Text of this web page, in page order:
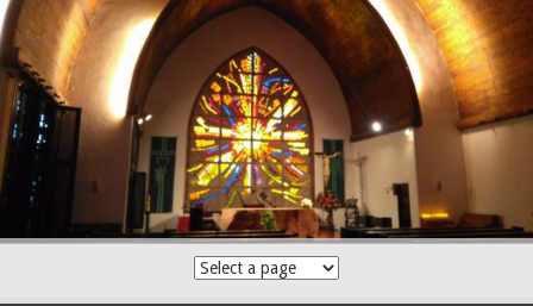
Skip
to
content